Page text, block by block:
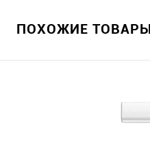
ПОХОЖИЕ